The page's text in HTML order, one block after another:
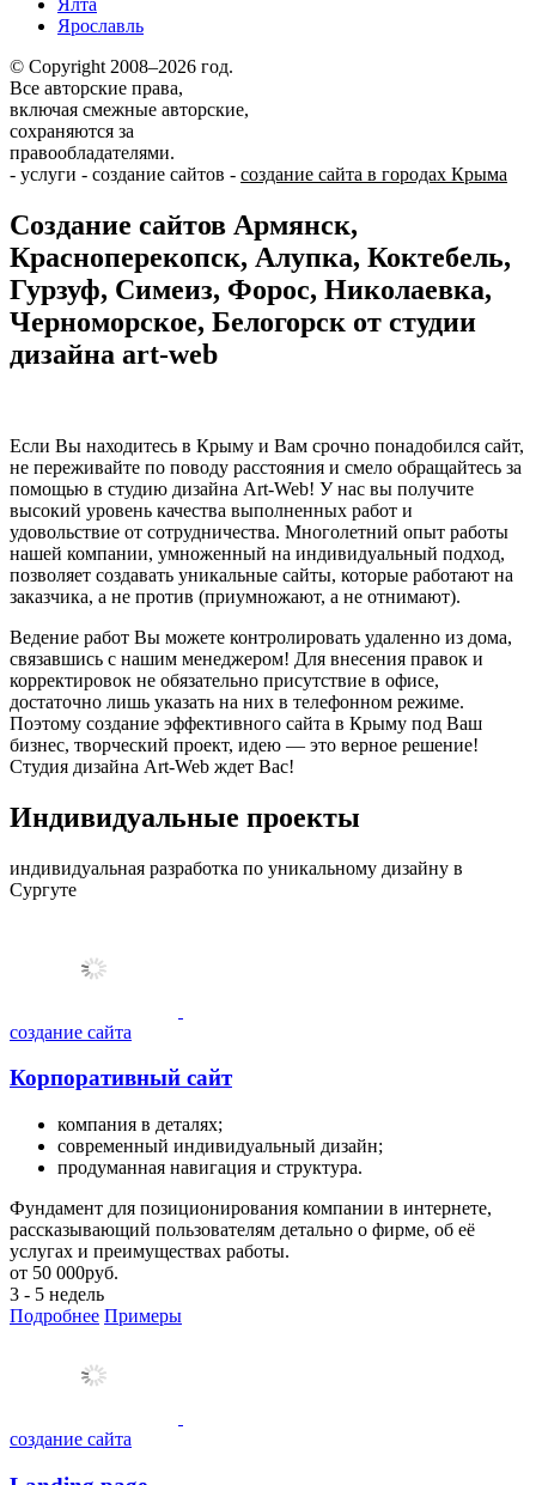
Ялта
Ярославль
© Copyright 2008–2026 год.
Все авторские права,
включая смежные авторские,
сохраняются за
правообладателями.
- услуги - создание сайтов - создание сайта в городах Крыма
Создание сайтов Армянск,
Красноперекопск, Алупка, Коктебель,
Гурзуф, Симеиз, Форос, Николаевка,
Черноморское, Белогорск от студии
дизайна art-web
Если Вы находитесь в Крыму и Вам срочно понадобился сайт,
не переживайте по поводу расстояния и смело обращайтесь за
помощью в студию дизайна Art-Web! У нас вы получите
высокий уровень качества выполненных работ и
удовольствие от сотрудничества. Многолетний опыт работы
нашей компании, умноженный на индивидуальный подход,
позволяет создавать уникальные сайты, которые работают на
заказчика, а не против (приумножают, а не отнимают).
Ведение работ Вы можете контролировать удаленно из дома,
связавшись с нашим менеджером! Для внесения правок и
корректировок не обязательно присутствие в офисе,
достаточно лишь указать на них в телефонном режиме.
Поэтому создание эффективного сайта в Крыму под Ваш
бизнес, творческий проект, идею — это верное решение!
Студия дизайна Art-Web ждет Вас!
Индивидуальные проекты
индивидуальная разработка по уникальному дизайну в
Сургуте
создание сайта
Корпоративный сайт
компания в деталях;
современный индивидуальный дизайн;
продуманная навигация и структура.
Фундамент для позиционирования компании в интернете,
рассказывающий пользователям детально о фирме, об её
услугах и преимуществах работы.
от 50 000руб.
3 - 5 недель
Подробнее Примеры
создание сайта